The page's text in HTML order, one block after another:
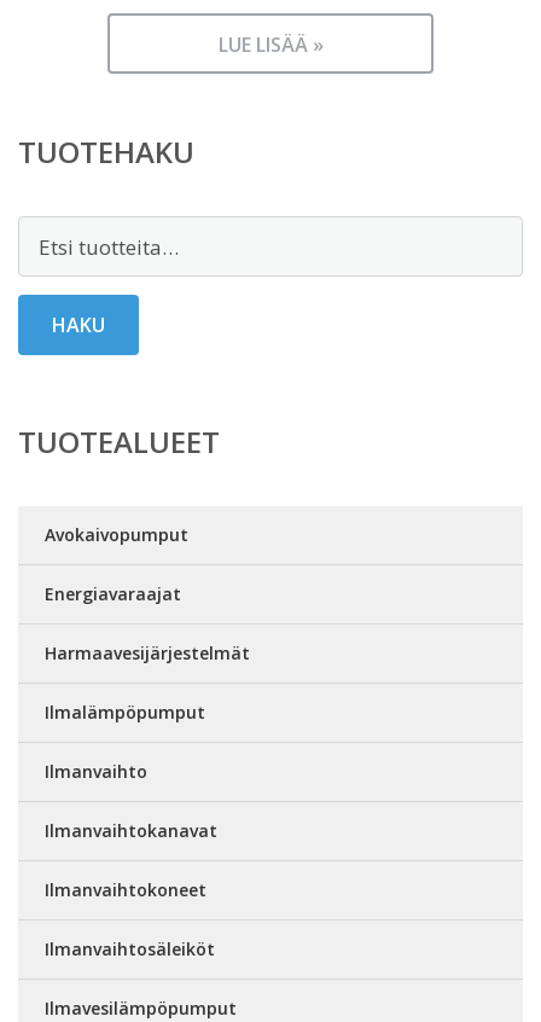
LUE LISÄÄ »
TUOTEHAKU
Etsi:
HAKU
TUOTEALUEET
Avokaivopumput
Energiavaraajat
Harmaavesijärjestelmät
Ilmalämpöpumput
Ilmanvaihto
Ilmanvaihtokanavat
Ilmanvaihtokoneet
Ilmanvaihtosäleiköt
Ilmavesilämpöpumput